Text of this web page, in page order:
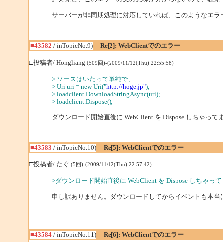
サーバーが非同期処理に対応していれば、このようなエラ
■43582 / inTopicNo.9) Re[2]: WebClientでのエラー
□投稿者/ Hongliang (509回)-(2009/11/12(Thu) 22:55:58)
> ソースはいたって単純で、
> Uri uri = new Uri("http://hoge.jp");
> loadclient.DownloadStringAsync(uri);
> loadclient.Dispose();
ダウンロード開始直後に WebClient を Dispose しちゃって
■43583 / inTopicNo.10) Re[5]: WebClientでのエラー
□投稿者/ たぐ (5回)-(2009/11/12(Thu) 22:57:42)
>ダウンロード開始直後に WebClient を Dispose しちゃっ
申し訳ありません。ダウンロードしてからイベントも本
■43584/ inTopicNo.11) Re[6]: WebClientでのエラー